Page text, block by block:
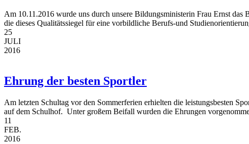
Am 10.11.2016 wurde uns durch unsere Bildungsministerin Frau Ernst
die dieses Qualitätssiegel für eine vorbildliche Berufs-und
25
JULI
2016
Ehrung der besten Sportler
Am letzten Schultag vor den Sommerferien erhielten die leistungsbesten
auf dem Schulhof. Unter großem Beifall wurden die Ehrungen
11
FEB.
2016